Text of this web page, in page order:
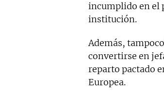
incumplido en el
institución.
Además,
convertirse en
reparto pactado
Europea.